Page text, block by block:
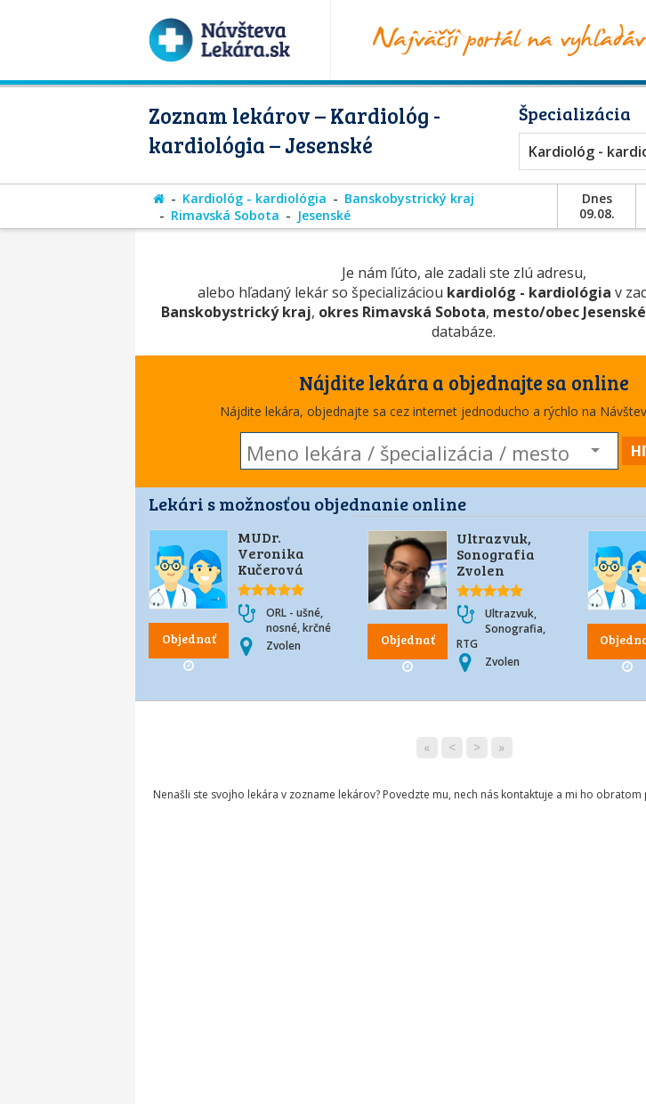
Zoznam lekárov – Kardiológ -
kardiológia – Jesenské
Špecializácia
Kardiológ -
Kardiológ - kardiológia
Banskobystrický kraj
Rimavská Sobota
Jesenské
Dnes
09.08.
Je nám ľúto, ale zadali ste zlú adresu,
alebo hľadaný lekár so špecializáciou kardiológ - kardiológia v
Banskobystrický kraj, okres Rimavská Sobota, mesto/obec Jesenské
databáze.
Nájdite lekára a objednajte sa online
Nájdite lekára, objednajte sa cez internet jednoducho a rýchlo na
Lekári s možnosťou objednanie online
Objednať
MUDr.
Veronika
Kučerová
ORL - ušné,
nosné, krčné
Zvolen
Objednať
Ultrazvuk,
Sonografia
Zvolen
Ultrazvuk,
Sonografia,
RTG
Zvolen
« < > »
Nenašli ste svojho lekára v zozname lekárov? Povedzte mu, nech nás kontaktuje a mi ho obratom